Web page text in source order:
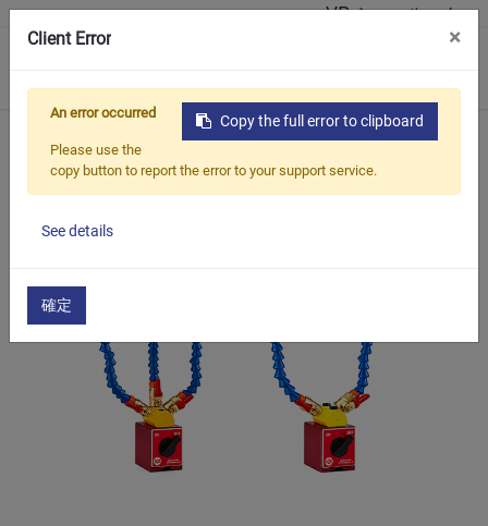
VR ショールーム
磁気ツール ECE-303N2 / ECE-
Client Error ×
Copy the full error to clipboard
An error occurred
Please use the
copy button to report the error to your support service.
See details
確定